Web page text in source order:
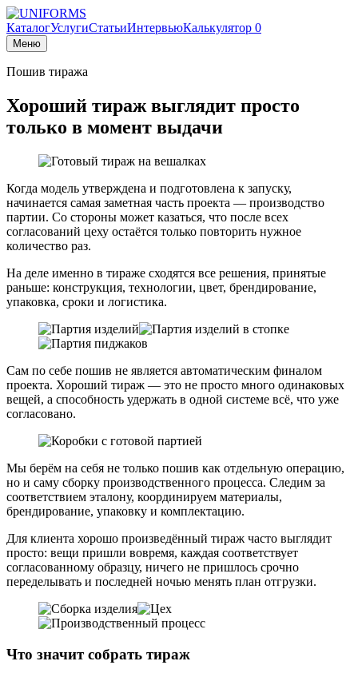
КаталогУслугиСтатьиИнтервьюКалькулятор 0
Меню
Пошив тиража
Хороший тираж выглядит просто
только в момент выдачи
Когда модель утверждена и подготовлена к запуску,
начинается самая заметная часть проекта — производство
партии. Со стороны может казаться, что после всех
согласований цеху остаётся только повторить нужное
количество раз.
На деле именно в тираже сходятся все решения, принятые
раньше: конструкция, технологии, цвет, брендирование,
упаковка, сроки и логистика.
Сам по себе пошив не является автоматическим финалом
проекта. Хороший тираж — это не просто много одинаковых
вещей, а способность удержать в одной системе всё, что уже
согласовано.
Мы берём на себя не только пошив как отдельную операцию,
но и саму сборку производственного процесса. Следим за
соответствием эталону, координируем материалы,
брендирование, упаковку и комплектацию.
Для клиента хорошо произведённый тираж часто выглядит
просто: вещи пришли вовремя, каждая соответствует
согласованному образцу, ничего не пришлось срочно
переделывать и последней ночью менять план отгрузки.
Что значит собрать тираж